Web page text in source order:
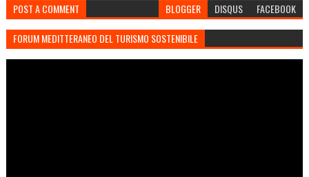
POST A COMMENT BLOGGER DISQUS FACEBOOK
FORUM MEDITTERANEO DEL TURISMO SOSTENIBILE